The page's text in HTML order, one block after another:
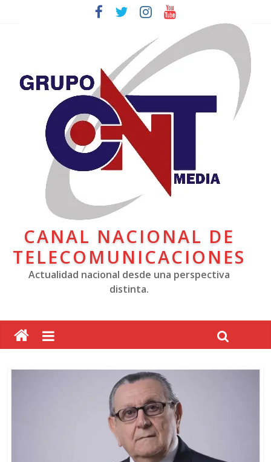
CANAL NACIONAL DE
TELECOMUNICACIONES
Actualidad nacional desde una perspectiva
distinta.